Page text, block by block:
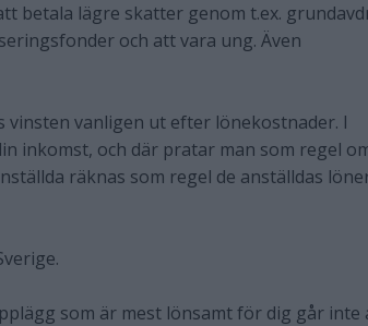
betala lägre skatter genom t.ex.
och att vara ung. Även
vinsten vanligen ut efter lönekostnader. I
inkomst, och där pratar man som regel
räknas som regel de anställdas
som är mest lönsamt för dig går inte